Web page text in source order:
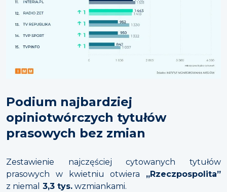
Podium najbardziej
opiniotwórczych tytułów
prasowych bez zmian
Zestawienie najczęściej cytowanych tytułów
prasowych w kwietniu otwiera „Rzeczpospolita”
z niemal 3,3 tys. wzmiankami.